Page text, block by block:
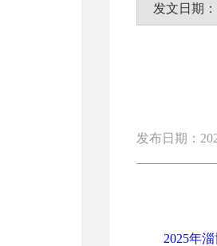
发文日期：
发布日期：
2025年